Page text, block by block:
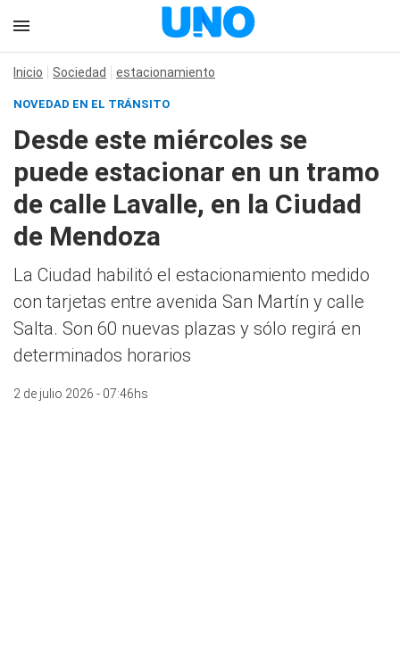
Inicio Sociedad estacionamiento
NOVEDAD EN EL TRÁNSITO
Desde este miércoles se
puede estacionar en un tramo
de calle Lavalle, en la Ciudad
de Mendoza
La Ciudad habilitó el estacionamiento medido
con tarjetas entre avenida San Martín y calle
Salta. Son 60 nuevas plazas y sólo regirá en
determinados horarios
2 de julio 2026 - 07:46hs